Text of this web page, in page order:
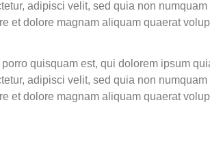
adipisci velit, sed quia non
et dolore magnam aliquam quaerat
porro quisquam est, qui dolorem ipsum
adipisci velit, sed quia non
et dolore magnam aliquam quaerat